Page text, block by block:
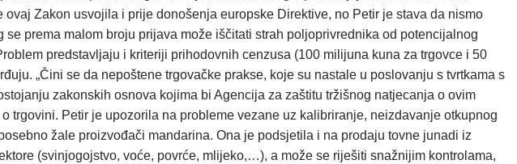
Zakon usvojila i prije donošenja europske Direktive, no Petir je stava da nismo
prema malom broju prijava može iščitati strah poljoprivrednika od potencijalnog
predstavljaju i kriteriji prihodovnih cenzusa (100 milijuna kuna za trgovce i 50
„Čini se da nepoštene trgovačke prakse, koje su nastale u poslovanju s tvrtkama s
zakonskih osnova kojima bi Agencija za zaštitu tržišnog natjecanja o ovim
Petir je upozorila na probleme vezane uz kalibriranje, neizdavanje otkupnog
žale proizvođači mandarina. Ona je podsjetila i na prodaju tovne junadi iz
(svinjogojstvo, voće, povrće, mlijeko,…), a može se riješiti snažnijim kontrolama,